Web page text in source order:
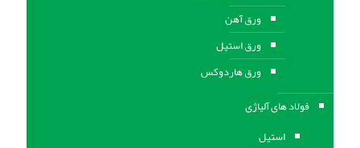
ورق آهن
ورق استيل
ورق هاردوکس
فولاد های آلیاژی
استیل